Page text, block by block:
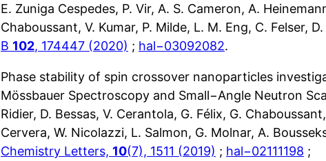
E. Zuniga Cespedes, P. Vir, A. S. Cameron, A.
Chaboussant, V. Kumar, P. Milde, L. M. Eng, C. Felser,
B 102, 174447 (2020) ; hal−03092082.
Phase stability of spin crossover nanoparticles
Mössbauer Spectroscopy and Small−Angle Neutron
Ridier, D. Bessas, V. Cerantola, G. Félix, G.
Cervera, W. Nicolazzi, L. Salmon, G. Molnar, A.
Chemistry Letters, 10(7), 1511 (2019) ; hal−02111198 ;